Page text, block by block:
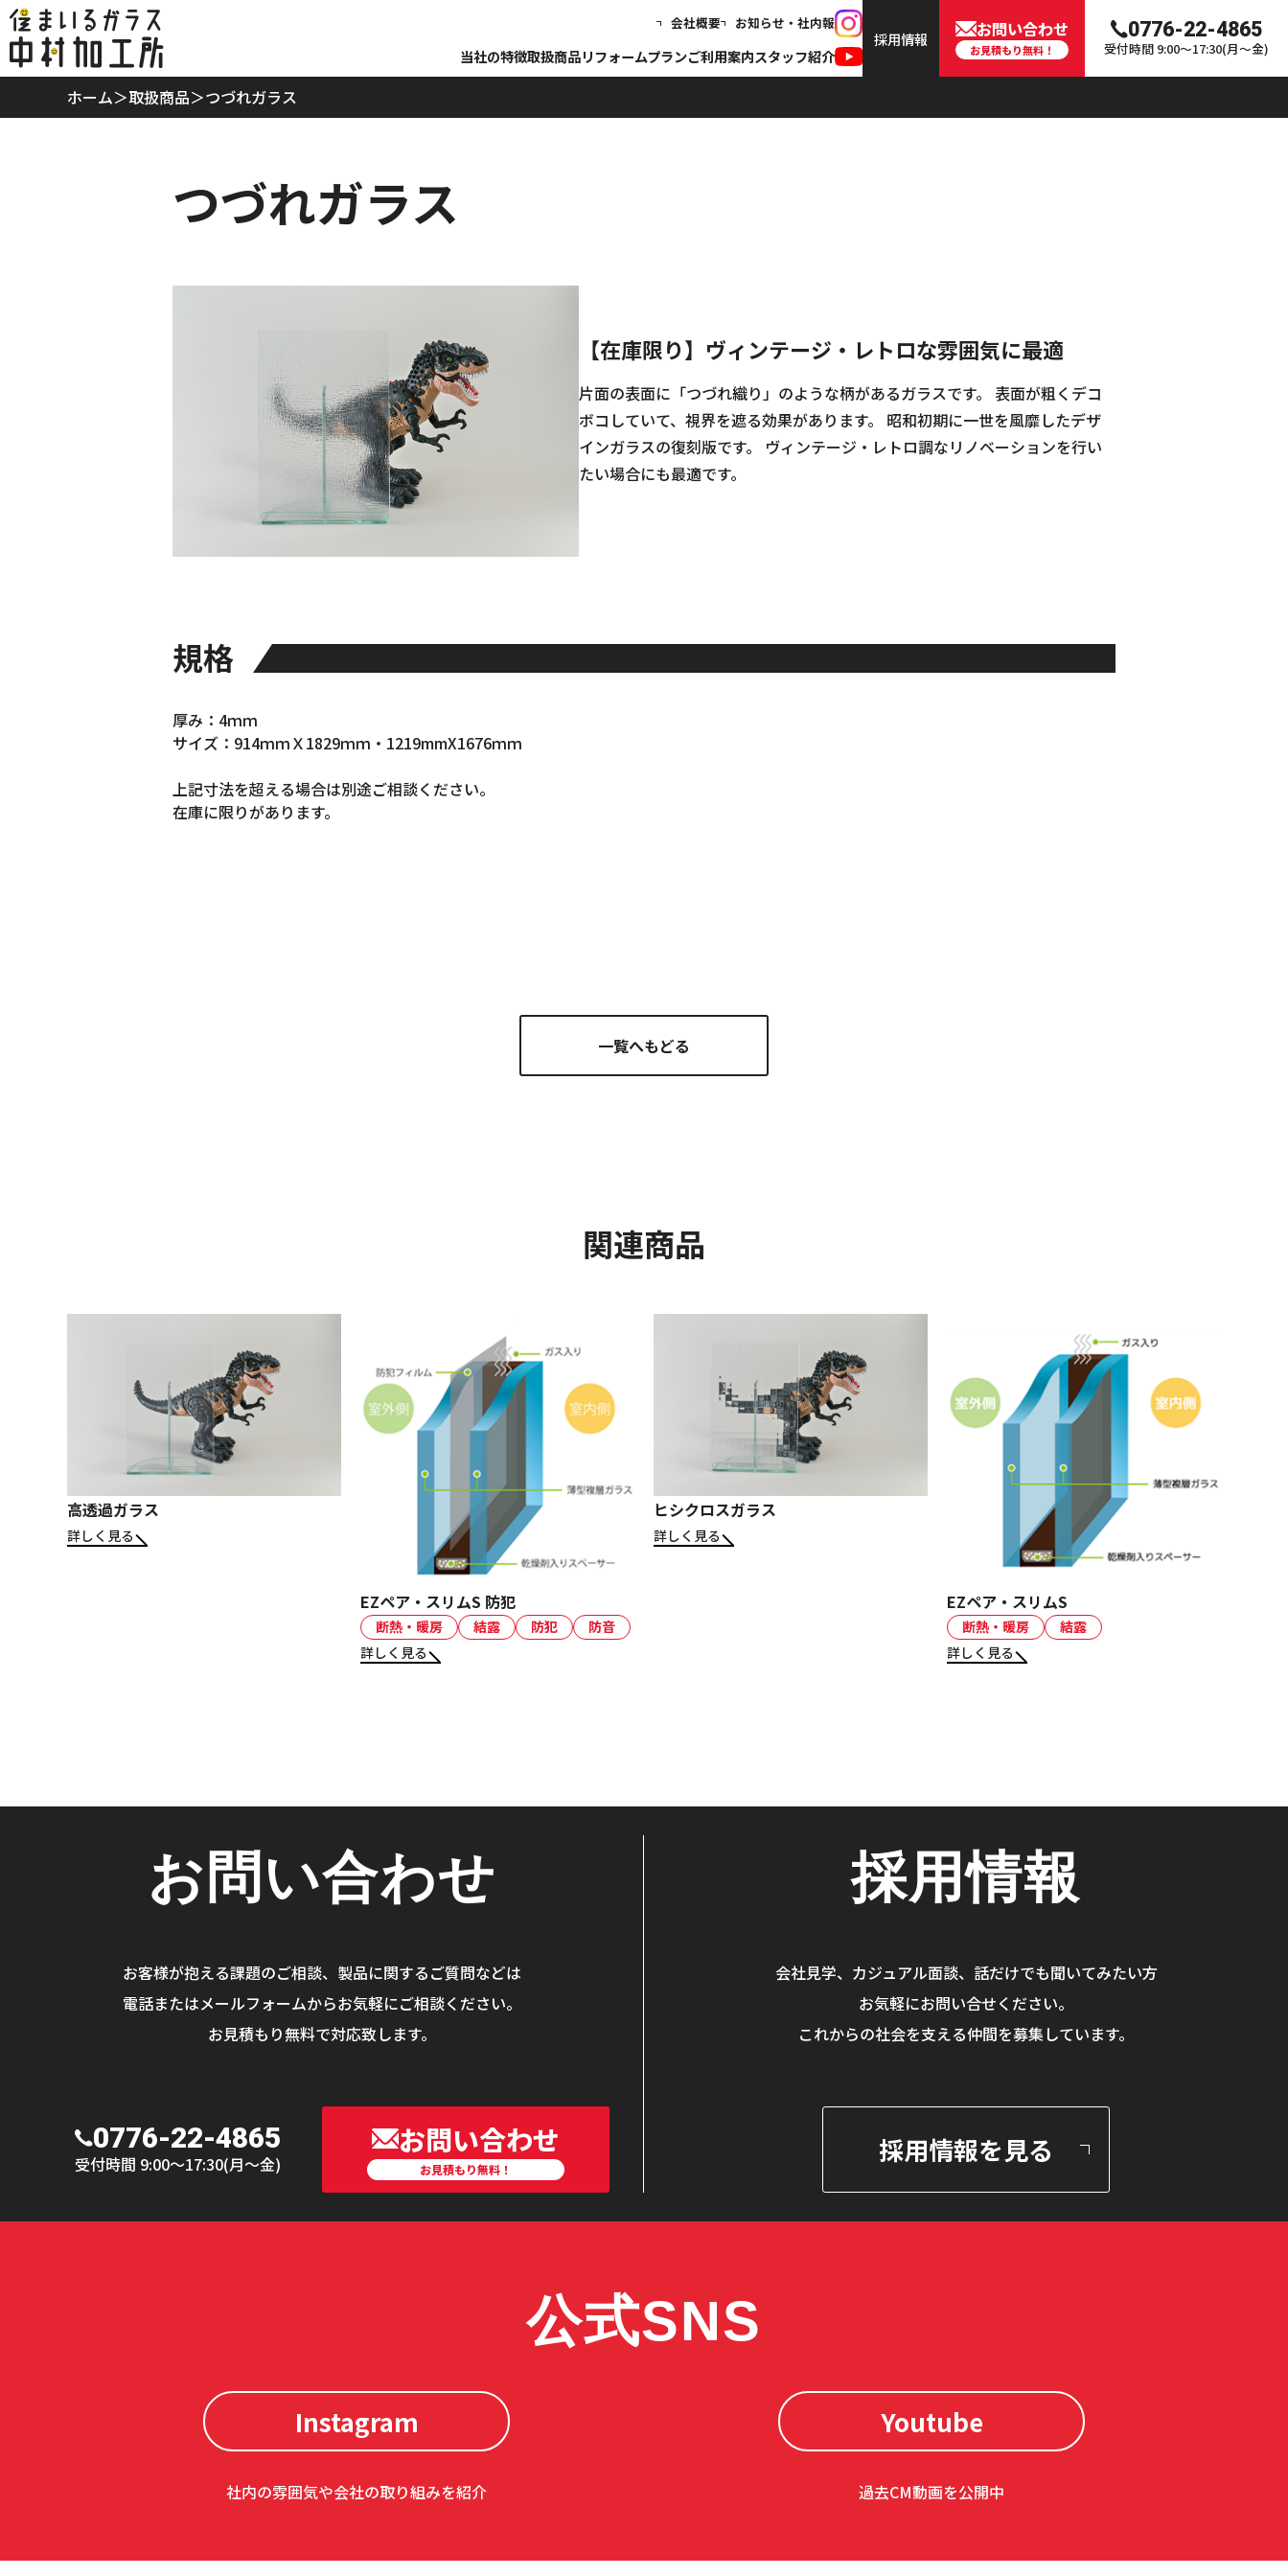
会社概要 お知らせ・社内報
当社の特徴取扱商品リフォームプランご利用案内スタッフ紹介
採用情報 お問い合わせ
お見積もり無料！
0776-22-4865
受付時間 9:00〜17:30(月〜金)
ホーム
ホーム＞取扱商品＞つづれガラス
つづれガラス
【在庫限り】ヴィンテージ・レトロな雰囲気に最適
片面の表面に「つづれ織り」のような柄があるガラスです。 表面が粗くデコ
ボコしていて、視界を遮る効果があります。 昭和初期に一世を風靡したデザ
インガラスの復刻版です。 ヴィンテージ・レトロ調なリノベーションを行い
たい場合にも最適です。
規格
厚み：4ｍｍ
サイズ：914ｍｍＸ1829ｍｍ・1219mmX1676ｍｍ
上記寸法を超える場合は別途ご相談ください。
在庫に限りがあります。
一覧へもどる
関連商品
高透過ガラス
詳しく見る
EZペア・スリムS 防犯
断熱・暖房 結露 防犯
防音
詳しく見る
ヒシクロスガラス
詳しく見る
EZペア・スリムS
断熱・暖房
結露
詳しく見る
お問い合わせ
お客様が抱える課題のご相談、 製品に関するご質問などは
電話またはメールフォームからお気軽にご相談ください。
お見積もり無料で対応致します。
0776-22-4865
受付時間 9:00〜17:30(月〜金)
お問い合わせ
お見積もり無料！
採用情報
会社見学、カジュアル面談、 話だけでも聞いてみたい方
お気軽にお問い合せください。
これからの社会を支える仲間を募集しています。
採用情報を見る
公式SNS
Instagram
社内の雰囲気や会社の取り組みを紹介
Youtube
過去CM動画を公開中